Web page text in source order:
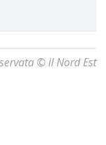
© il Nord Est